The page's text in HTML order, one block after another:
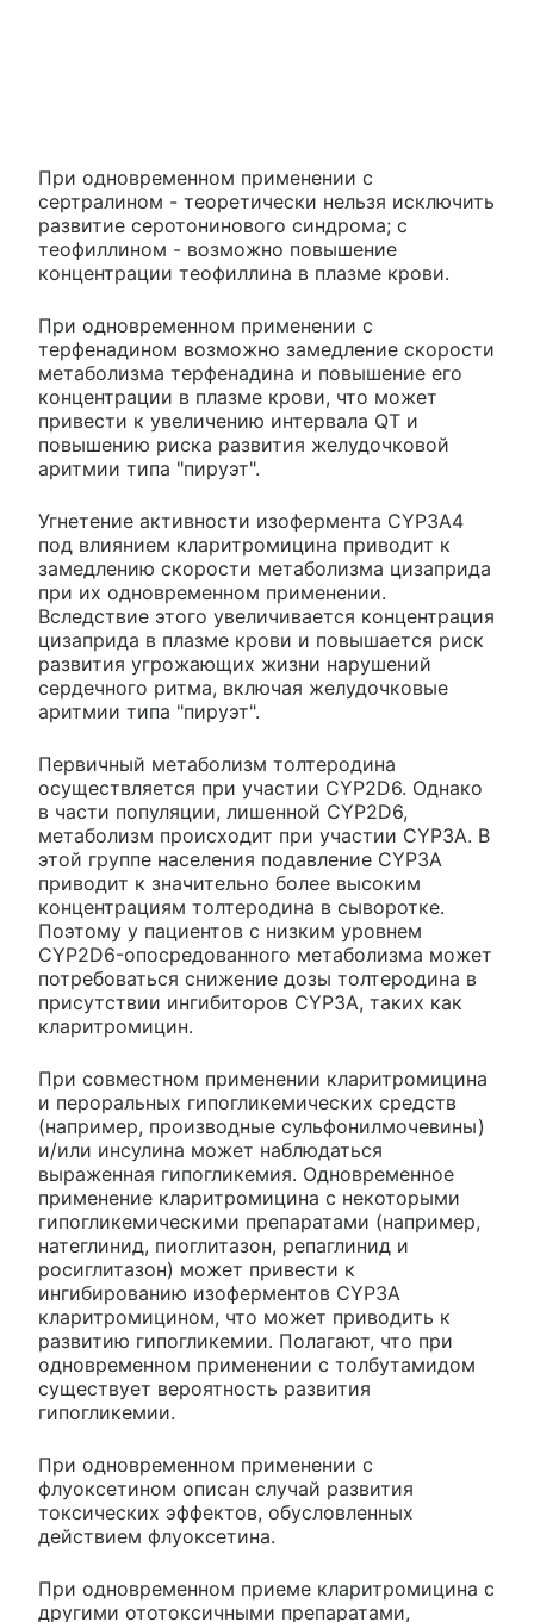
При одновременном применении с
сертралином - теоретически нельзя исключить
развитие серотонинового синдрома; с
теофиллином - возможно повышение
концентрации теофиллина в плазме крови.
При одновременном применении с
терфенадином возможно замедление скорости
метаболизма терфенадина и повышение его
концентрации в плазме крови, что может
привести к увеличению интервала QT и
повышению риска развития желудочковой
аритмии типа "пируэт".
Угнетение активности изофермента CYP3A4
под влиянием кларитромицина приводит к
замедлению скорости метаболизма цизаприда
при их одновременном применении.
Вследствие этого увеличивается концентрация
цизаприда в плазме крови и повышается риск
развития угрожающих жизни нарушений
сердечного ритма, включая желудочковые
аритмии типа "пируэт".
Первичный метаболизм толтеродина
осуществляется при участии CYP2D6. Однако
в части популяции, лишенной CYP2D6,
метаболизм происходит при участии CYP3A. В
этой группе населения подавление CYP3A
приводит к значительно более высоким
концентрациям толтеродина в сыворотке.
Поэтому у пациентов с низким уровнем
CYP2D6-опосредованного метаболизма может
потребоваться снижение дозы толтеродина в
присутствии ингибиторов CYP3A, таких как
кларитромицин.
При совместном применении кларитромицина
и пероральных гипогликемических средств
(например, производные сульфонилмочевины)
и/или инсулина может наблюдаться
выраженная гипогликемия. Одновременное
применение кларитромицина с некоторыми
гипогликемическими препаратами (например,
натеглинид, пиоглитазон, репаглинид и
росиглитазон) может привести к
ингибированию изоферментов CYP3A
кларитромицином, что может приводить к
развитию гипогликемии. Полагают, что при
одновременном применении с толбутамидом
существует вероятность развития
гипогликемии.
При одновременном применении с
флуоксетином описан случай развития
токсических эффектов, обусловленных
действием флуоксетина.
При одновременном приеме кларитромицина с
другими ототоксичными препаратами,